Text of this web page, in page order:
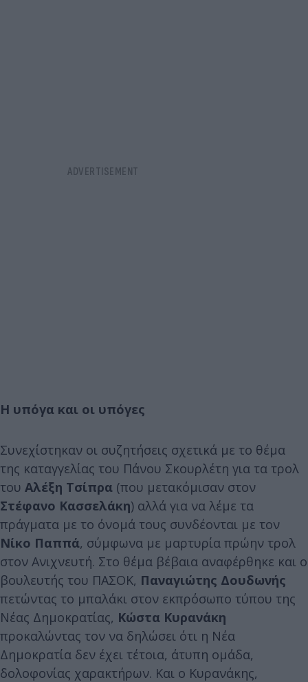
Η υπόγα και οι υπόγες
Συνεχίστηκαν οι συζητήσεις σχετικά με το θέμα
της καταγγελίας του Πάνου Σκουρλέτη για τα τρολ
του Αλέξη Τσίπρα (που μετακόμισαν στον
Στέφανο Κασσελάκη) αλλά για να λέμε τα
πράγματα με το όνομά τους συνδέονται με τον
Νίκο Παππά, σύμφωνα με μαρτυρία πρώην τρολ
στον Ανιχνευτή. Στο θέμα βέβαια αναφέρθηκε και ο
βουλευτής του ΠΑΣΟΚ, Παναγιώτης Δουδωνής
πετώντας το μπαλάκι στον εκπρόσωπο τύπου της
Νέας Δημοκρατίας, Κώστα Κυρανάκη
προκαλώντας τον να δηλώσει ότι η Νέα
Δημοκρατία δεν έχει τέτοια, άτυπη ομάδα,
δολοφονίας χαρακτήρων. Και ο Κυρανάκης,